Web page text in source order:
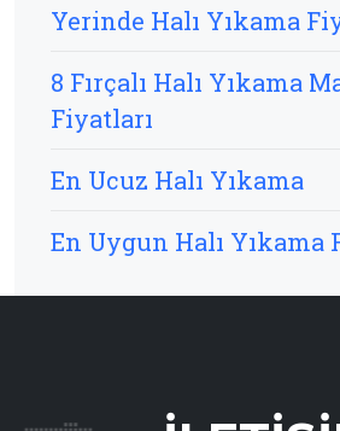
Yerinde Halı Yıkama
8 Fırçalı Halı Yıkama
Fiyatları
En Ucuz Halı Yıkama
En Uygun Halı Yıkama